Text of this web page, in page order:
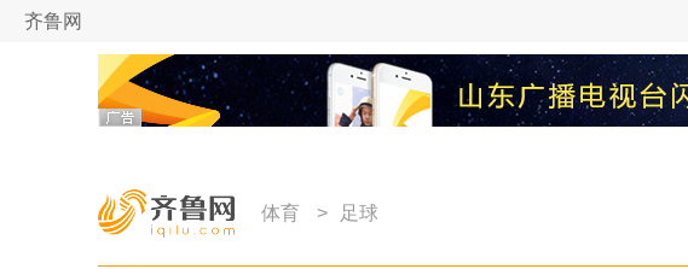
齐鲁网
体育 > 足球